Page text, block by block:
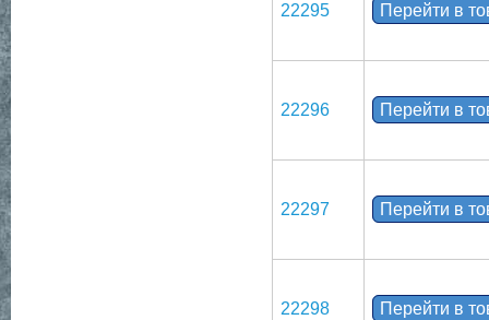
22295 Перейти в
22296 Перейти в
22297 Перейти в
22298 Перейти в